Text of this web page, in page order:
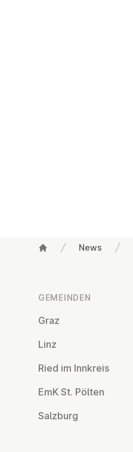
News
GEMEINDEN
Graz
Linz
Ried im Innkreis
EmK St. Pölten
Salzburg